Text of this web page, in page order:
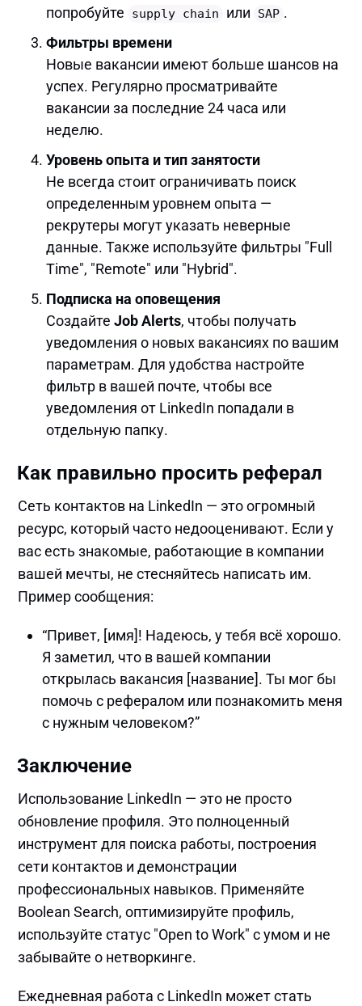
попробуйте
supply chain или SAP .
Фильтры времени
Новые вакансии имеют больше шансов на
успех. Регулярно просматривайте
вакансии за последние 24 часа или
неделю.
Уровень опыта и тип занятости
Не всегда стоит ограничивать поиск
определенным уровнем опыта —
рекрутеры могут указать неверные
данные. Также используйте фильтры "Full
Time", "Remote" или "Hybrid".
Подписка на оповещения
СоздайтеJob Alerts, чтобы получать
уведомления о новых вакансиях по вашим
параметрам. Для удобства настройте
фильтр в вашей почте, чтобы все
уведомления от LinkedIn попадали в
отдельную папку.
Как правильно просить реферал
Сеть контактов на LinkedIn — это огромный
ресурс, который часто недооценивают. Если у
вас есть знакомые, работающие в компании
вашей мечты, не стесняйтесь написать им.
Пример сообщения:
“Привет, [имя]! Надеюсь, у тебя всё хорошо.
Я заметил, что в вашей компании
открылась вакансия [название]. Ты мог бы
помочь с рефералом или познакомить меня
с нужным человеком?”
Заключение
Использование LinkedIn — это не просто
обновление профиля. Это полноценный
инструмент для поиска работы, построения
сети контактов и демонстрации
профессиональных навыков. Применяйте
Boolean Search, оптимизируйте профиль,
используйте статус "Open to Work" с умом и не
забывайте о нетворкинге.
Ежедневная работа с LinkedIn может стать